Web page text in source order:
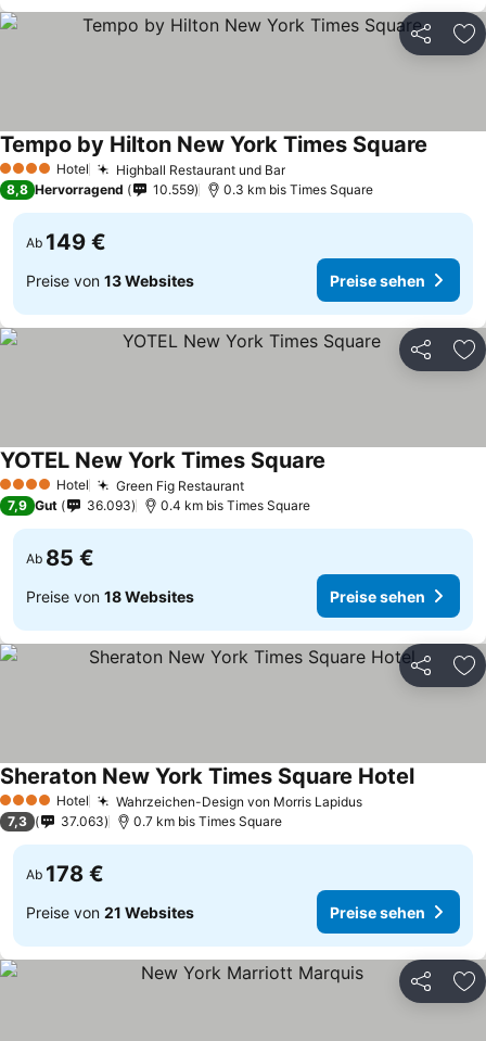
Teilen
4 Sterne Hotel Highball Restaurant und Bar
Tempo by Hilton New York Times Square
8,8 Hervorragend 10.559 0.3 km bis Times Square
Ab 149 €
Preise von 13 Websites Preise sehen
Teilen
4 Sterne Hotel Green Fig Restaurant
YOTEL New York Times Square
7,9 Gut 36.093 0.4 km bis Times Square
Ab 85 €
Preise von 18 Websites Preise sehen
Teilen
4 Sterne Hotel Wahrzeichen-Design von Morris Lapidus
Sheraton New York Times Square Hotel
7,3 37.063 0.7 km bis Times Square
Ab 178 €
Preise von 21 Websites Preise sehen
Teilen